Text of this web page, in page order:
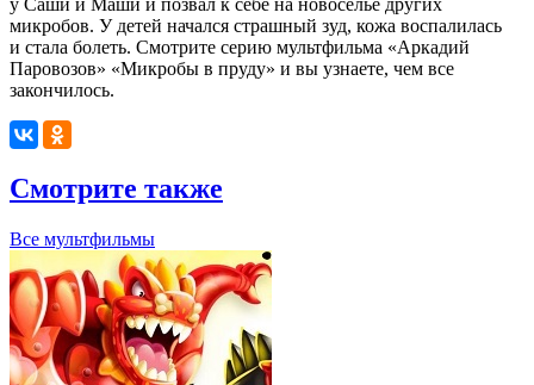
микробов. У детей начался страшный зуд, кожа воспалилась
и стала болеть. Смотрите серию мультфильма «Аркадий
Паровозов» «Микробы в пруду» и вы узнаете, чем все
закончилось.
Смотрите также
Все мультфильмы